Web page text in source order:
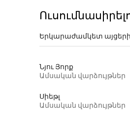
Երկարաժամկետ այցերի
Նյու Յորք
Ամսական վարձույթներ
Սիեթլ
Ամսական վարձույթներ